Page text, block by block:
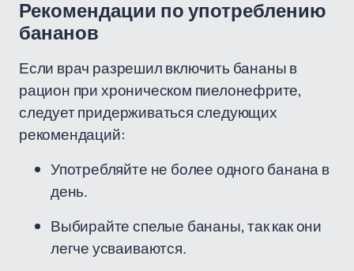
Рекомендации по употреблению
бананов
Если врач разрешил включить бананы в
рацион при хроническом пиелонефрите,
следует придерживаться следующих
рекомендаций:
Употребляйте не более одного банана в
день.
Выбирайте спелые бананы, так как они
легче усваиваются.